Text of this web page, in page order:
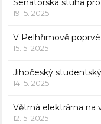
Senátorská stuha
19. 5. 2025
V Pelhřimově
15. 5. 2025
Jihočeský
14. 5. 2025
Větrná elektrárna na
12. 5. 2025